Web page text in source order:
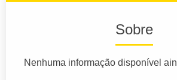
Sobre
Nenhuma informação disponível